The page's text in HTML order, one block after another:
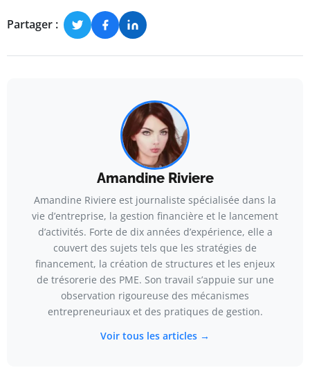
Partager :
Amandine Riviere
Amandine Riviere est journaliste spécialisée dans la
vie d’entreprise, la gestion financière et le lancement
d’activités. Forte de dix années d’expérience, elle a
couvert des sujets tels que les stratégies de
financement, la création de structures et les enjeux
de trésorerie des PME. Son travail s’appuie sur une
observation rigoureuse des mécanismes
entrepreneuriaux et des pratiques de gestion.
Voir tous les articles →